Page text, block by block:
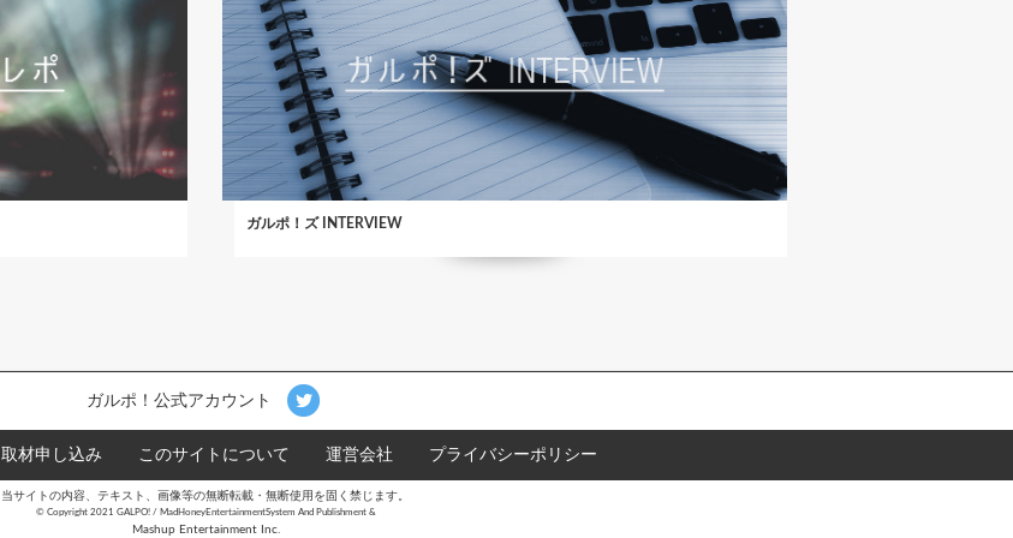
ガルポ！ズ INTERVIEW
ガルポ！公式アカウント
取材申し込み このサイトについて 運営会社 プライバシーポリシー
当サイトの内容、テキスト、画像等の無断転載・無断使用を固く禁じます。
©︎ Copyright 2021 GALPO! / MadHoneyEntertainmentSystem And Publishment &
Mashup Entertainment Inc.